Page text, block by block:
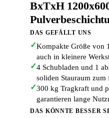
BxTxH
DAS GEFÄLLT UNS
✓Kompakte Größe von
auch in kleinere
✓4 Schubladen und 1
soliden Stauraum zum
✓300 kg Tragkraft und
garantieren lange
DAS KÖNNTE BESSER